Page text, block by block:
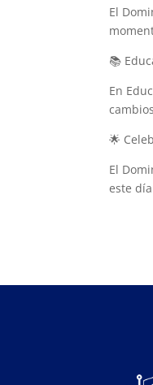
El
📚
En
🌟
El
este